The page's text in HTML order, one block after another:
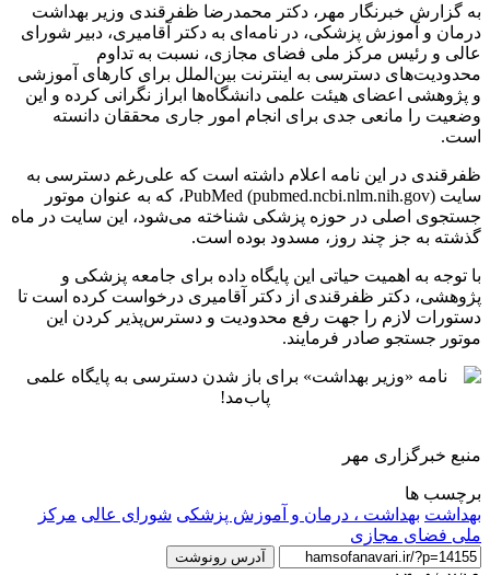
به گزارش خبرنگار مهر، دکتر محمدرضا ظفرقندی وزیر بهداشت
درمان و آموزش پزشکی، در نامه‌ای به دکتر آقامیری، دبیر شورای
عالی و رئیس مرکز ملی فضای مجازی، نسبت به تداوم
محدودیت‌های دسترسی به اینترنت بین‌الملل برای کارهای آموزشی
و پژوهشی اعضای هیئت علمی دانشگاه‌ها ابراز نگرانی کرده و این
وضعیت را مانعی جدی برای انجام امور جاری محققان دانسته
است.
ظفرقندی در این نامه اعلام داشته است که علی‌رغم دسترسی به
سایت PubMed (pubmed.ncbi.nlm.nih.gov)، که به عنوان موتور
جستجوی اصلی در حوزه پزشکی شناخته می‌شود، این سایت در ماه
گذشته به جز چند روز، مسدود بوده است.
با توجه به اهمیت حیاتی این پایگاه داده برای جامعه پزشکی و
پژوهشی، دکتر ظفرقندی از دکتر آقامیری درخواست کرده است تا
دستورات لازم را جهت رفع محدودیت و دسترس‌پذیر کردن این
موتور جستجو صادر فرمایند.
منبع خبرگزاری مهر
برچسب ها
بهداشت بهداشت ، درمان و آموزش پزشکی شورای عالی مرکز
ملی فضای مجازی
آدرس رونوشت